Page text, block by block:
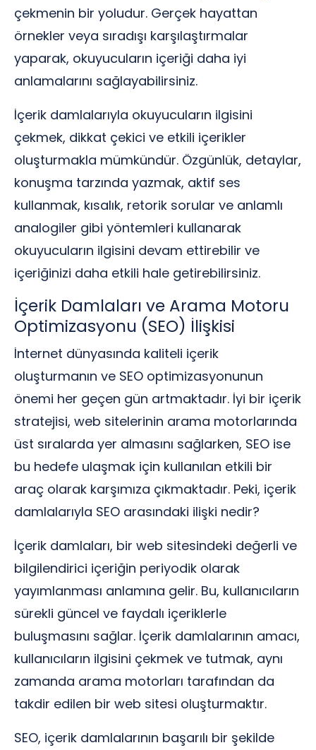
çekmenin bir yoludur. Gerçek hayattan
örnekler veya sıradışı karşılaştırmalar
yaparak, okuyucuların içeriği daha iyi
anlamalarını sağlayabilirsiniz.
İçerik damlalarıyla okuyucuların ilgisini
çekmek, dikkat çekici ve etkili içerikler
oluşturmakla mümkündür. Özgünlük, detaylar,
konuşma tarzında yazmak, aktif ses
kullanmak, kısalık, retorik sorular ve anlamlı
analogiler gibi yöntemleri kullanarak
okuyucuların ilgisini devam ettirebilir ve
içeriğinizi daha etkili hale getirebilirsiniz.
İçerik Damlaları ve Arama Motoru
Optimizasyonu (SEO) İlişkisi
İnternet dünyasında kaliteli içerik
oluşturmanın ve SEO optimizasyonunun
önemi her geçen gün artmaktadır. İyi bir içerik
stratejisi, web sitelerinin arama motorlarında
üst sıralarda yer almasını sağlarken, SEO ise
bu hedefe ulaşmak için kullanılan etkili bir
araç olarak karşımıza çıkmaktadır. Peki, içerik
damlalarıyla SEO arasındaki ilişki nedir?
İçerik damlaları, bir web sitesindeki değerli ve
bilgilendirici içeriğin periyodik olarak
yayımlanması anlamına gelir. Bu, kullanıcıların
sürekli güncel ve faydalı içeriklerle
buluşmasını sağlar. İçerik damlalarının amacı,
kullanıcıların ilgisini çekmek ve tutmak, aynı
zamanda arama motorları tarafından da
takdir edilen bir web sitesi oluşturmaktır.
SEO, içerik damlalarının başarılı bir şekilde